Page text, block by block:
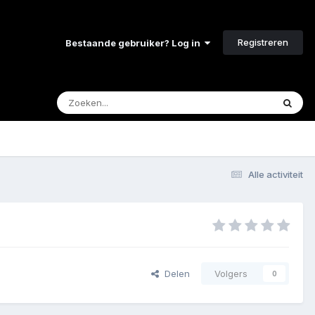
Bestaande gebruiker? Log in Registreren
Alle activiteit
Delen Volgers 0